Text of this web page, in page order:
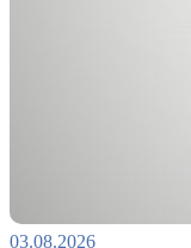
03.08.2026